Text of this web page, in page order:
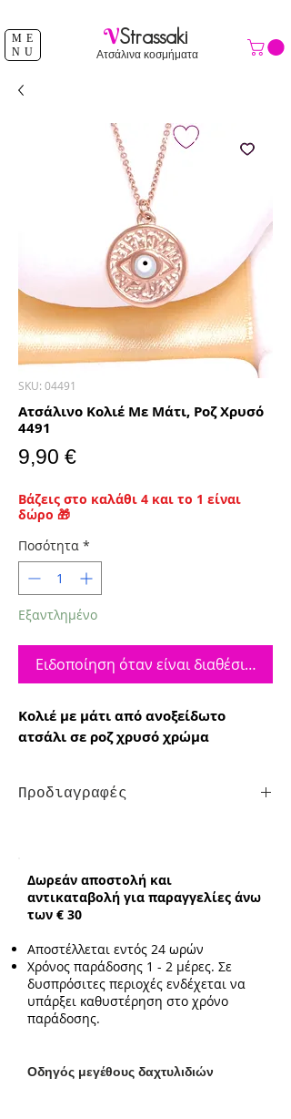
ME
NU
VStrassaki
Ατσάλινα κοσμήματα
SKU: 04491
Ατσάλινο Κολιέ Με Μάτι, Ροζ Χρυσό
4491
9,90 €Τιμή
Βάζεις στο καλάθι 4 και το 1 είναι
δώρο 🎁
Ποσότητα *
Εξαντλημένο
Ειδοποίηση όταν είναι διαθέσιμο
Κολιέ με μάτι από ανοξείδωτο
ατσάλι σε ροζ χρυσό χρώμα
Προδιαγραφές
Ενδεικτικό μέγεθος
μενταγιόν:1.4cm
Δωρεάν αποστολή και
αντικαταβολή για παραγγελίες άνω
των € 30
Αποστέλλεται εντός 24 ωρών
Χρόνος παράδοσης 1 - 2 μέρες. Σε
δυσπρόσιτες περιοχές ενδέχεται να
υπάρξει καθυστέρηση στο χρόνο
παράδοσης.
Οδηγός μεγέθους δαχτυλιδιών